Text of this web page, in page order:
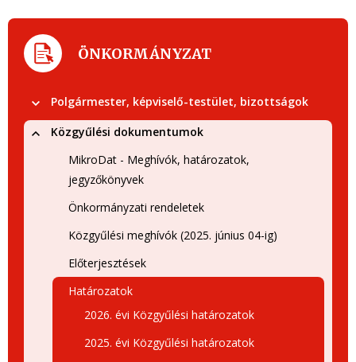
ÖNKORMÁNYZAT
Polgármester, képviselő-testület, bizottságok
Közgyűlési dokumentumok
MikroDat - Meghívók, határozatok,
jegyzőkönyvek
Önkormányzati rendeletek
Közgyűlési meghívók (2025. június 04-ig)
Előterjesztések
Határozatok
2026. évi Közgyűlési határozatok
2025. évi Közgyűlési határozatok